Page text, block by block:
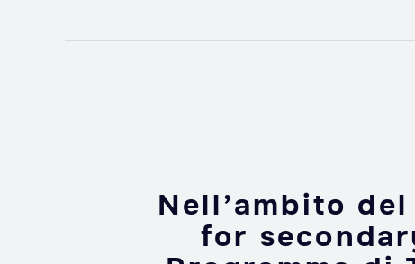
Nell’ambito
for